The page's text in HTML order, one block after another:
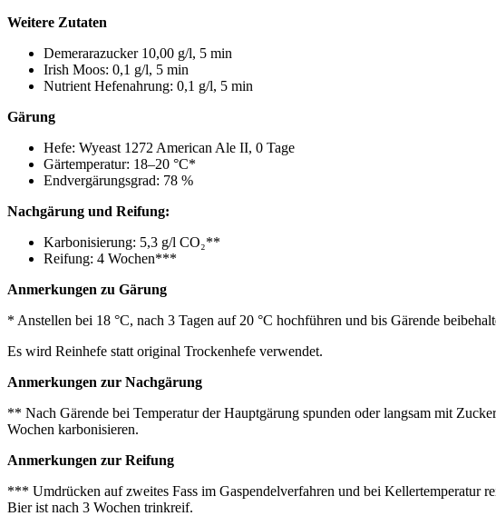
Weitere Zutaten
Demerarazucker 10,00 g/l, 5 min
Irish Moos: 0,1 g/l, 5 min
Nutrient Hefenahrung: 0,1 g/l, 5 min
Gärung
Hefe: Wyeast 1272 American Ale II, 0 Tage
Gärtemperatur: 18–20 °C*
Endvergärungsgrad: 78 %
Nachgärung und Reifung:
Karbonisierung: 5,3 g/l CO₂**
Reifung: 4 Wochen***
Anmerkungen zu Gärung
* Anstellen bei 18 °C, nach 3 Tagen auf 20 °C hochführen und bis Gärende
Es wird Reinhefe statt original Trockenhefe verwendet.
Anmerkungen zur Nachgärung
** Nach Gärende bei Temperatur der Hauptgärung spunden oder langsam mit
Wochen karbonisieren.
Anmerkungen zur Reifung
*** Umdrücken auf zweites Fass im Gaspendelverfahren und bei Kellertemperatur
Bier ist nach 3 Wochen trinkreif.